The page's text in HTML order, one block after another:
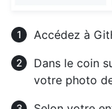
Accédez à
Dans le coin
votre photo